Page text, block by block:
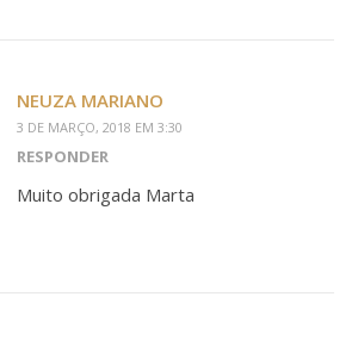
NEUZA MARIANO
3 DE MARÇO, 2018 EM 3:30
RESPONDER
Muito obrigada Marta